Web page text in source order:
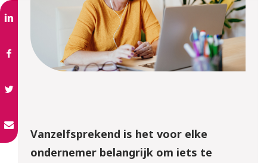
Vanzelfsprekend is het voor elke
ondernemer belangrijk om iets te